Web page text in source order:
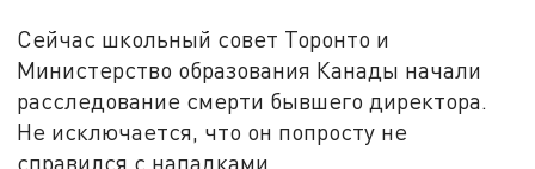
Сейчас школьный совет Торонто и
Министерство образования Канады начали
расследование смерти бывшего директора.
Не исключается, что он попросту не
справился с нападками.